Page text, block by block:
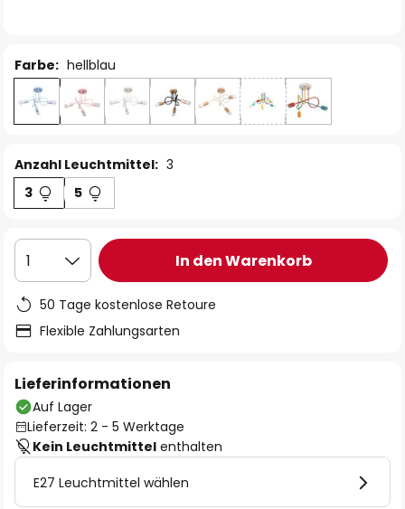
Farbe: hellblau
Anzahl Leuchtmittel: 3
3
5
1 In den Warenkorb
50 Tage kostenlose Retoure
Flexible Zahlungsarten
Lieferinformationen
Auf Lager
Lieferzeit: 2 - 5 Werktage
Kein Leuchtmittel enthalten
E27 Leuchtmittel wählen